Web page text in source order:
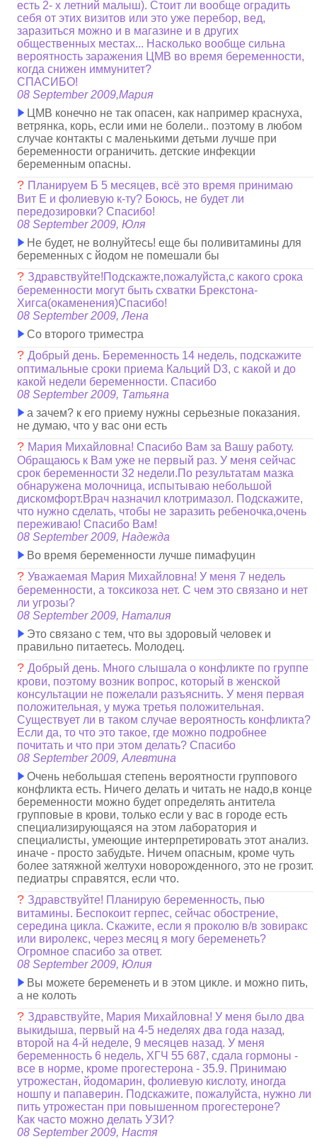
есть 2- х летний малыш). Стоит ли вообще оградить
себя от этих визитов или это уже перебор, вед,
заразиться можно и в магазине и в других
общественных местах... Насколько вообще сильна
вероятность заражения ЦМВ во время беременности,
когда снижен иммунитет?
СПАСИБО!
08 September 2009,Мария
ЦМВ конечно не так опасен, как например краснуха,
ветрянка, корь, если ими не болели.. поэтому в любом
случае контакты с маленькими детьми лучше при
беременности ограничить. детские инфекции
беременным опасны.
? Планируем Б 5 месяцев, всё это время принимаю
Вит Е и фолиевую к-ту? Боюсь, не будет ли
передозировки? Спасибо!
08 September 2009, Юля
Не будет, не волнуйтесь! еще бы поливитамины для
беременных с йодом не помешали бы
? Здравствуйте!Подскажте,пожалуйста,с какого срока
беременности могут быть схватки Брекстона-
Хигса(окаменения)Спасибо!
08 September 2009, Лена
Со второго триместра
?Добрый день. Беременность 14 недель, подскажите
оптимальные сроки приема Кальций D3, с какой и до
какой недели беременности. Спасибо
08 September 2009, Татьяна
а зачем? к его приему нужны серьезные показания.
не думаю, что у вас они есть
? Мария Михайловна! Спасибо Вам за Вашу работу.
Обращаюсь к Вам уже не первый раз. У меня сейчас
срок беременности 32 недели.По результатам мазка
обнаружена молочница, испытываю небольшой
дискомфорт.Врач назначил клотримазол. Подскажите,
что нужно сделать, чтобы не заразить ребеночка,очень
переживаю! Спасибо Вам!
08 September 2009, Надежда
Во время беременности лучше пимафуцин
?Уважаемая Мария Михайловна! У меня 7 недель
беременности, а токсикоза нет. С чем это связано и нет
ли угрозы?
08 September 2009, Наталия
Это связано с тем, что вы здоровый человек и
правильно питаетесь. Молодец.
?Добрый день. Много слышала о конфликте по группе
крови, поэтому возник вопрос, который в женской
консультации не пожелали разъяснить. У меня первая
положительная, у мужа третья положительная.
Существует ли в таком случае вероятность конфликта?
Если да, то что это такое, где можно подробнее
почитать и что при этом делать? Спасибо
08 September 2009, Алевтина
Очень небольшая степень вероятности группового
конфликта есть. Ничего делать и читать не надо,в конце
беременности можно будет определять антитела
групповые в крови, только если у вас в городе есть
специализирующаяся на этом лаборатория и
специалисты, умеющие интерпретировать этот анализ.
иначе - просто забудьте. Ничем опасным, кроме чуть
более затяжной желтухи новорожденного, это не грозит.
педиатры справятся, если что.
? Здравствуйте! Планирую беременность, пью
витамины. Беспокоит герпес, сейчас обострение,
середина цикла. Скажите, если я проколю в/в зовиракс
или виролекс, через месяц я могу беременеть?
Огромное спасибо за ответ.
08 September 2009, Юлия
Вы можете беременеть и в этом цикле. и можно пить,
а не колоть
? Здравствуйте, Мария Михайловна! У меня было два
выкидыша, первый на 4-5 неделях два года назад,
второй на 4-й неделе, 9 месяцев назад. У меня
беременность 6 недель, ХГЧ 55 687, сдала гормоны -
все в норме, кроме прогестерона - 35.9. Принимаю
утрожестан, йодомарин, фолиевую кислоту, иногда
ношпу и папаверин. Подскажите, пожалуйста, нужно ли
пить утрожестан при повышенном прогестероне?
Как часто можно делать УЗИ?
08 September 2009, Настя